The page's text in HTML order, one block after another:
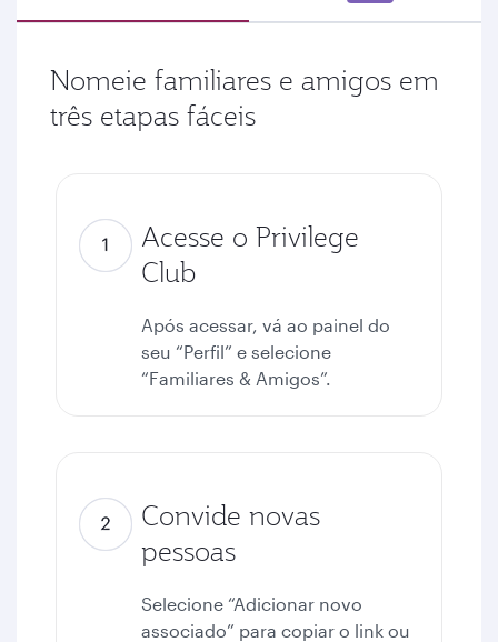
Nomeie familiares e amigos em
três etapas fáceis
Acesse o Privilege
Club
Após acessar, vá ao painel do
seu “Perfil” e selecione
“Familiares & Amigos”.
Convide novas
pessoas
Selecione “Adicionar novo
associado” para copiar o link ou